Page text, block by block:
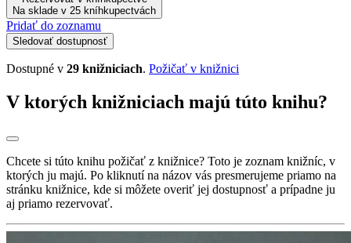
Na sklade v 25 kníhkupectvách
Pridať do zoznamu
Sledovať dostupnosť
Dostupné v 29 knižniciach. Požičať v knižnici
V ktorých knižniciach majú túto knihu?
Chcete si túto knihu požičať z knižnice? Toto je zoznam knižníc, v
ktorých ju majú. Po kliknutí na názov vás presmerujeme priamo na
stránku knižnice, kde si môžete overiť jej dostupnosť a prípadne ju
aj priamo rezervovať.